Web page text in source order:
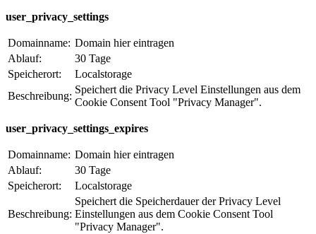
user_privacy_settings
Domainname: Domain hier eintragen
Ablauf:
30 Tage
Speicherort:
Localstorage
Beschreibung:
Speichert die Privacy Level Einstellungen aus dem
Cookie Consent Tool "Privacy Manager".
user_privacy_settings_expires
Domainname: Domain hier eintragen
Ablauf:
30 Tage
Speicherort:
Localstorage
Beschreibung:
Speichert die Speicherdauer der Privacy Level
Einstellungen aus dem Cookie Consent Tool
"Privacy Manager".